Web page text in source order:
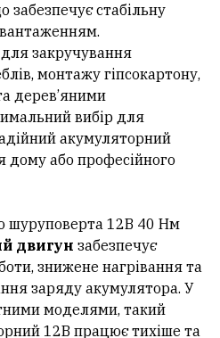
забезпечує стабільну
закручування
монтажу гіпсокартону,
дерев’яними
вибір для
акумуляторний
або професійного
шуруповерта 12В 40 Нм
двигун забезпечує
знижене нагрівання та
заряду акумулятора. У
моделями, такий
12В працює тихіше та